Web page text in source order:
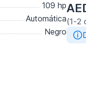
109 hp
Automática
Negro
(1-2